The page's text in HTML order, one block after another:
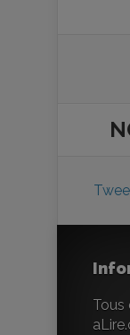
Tous